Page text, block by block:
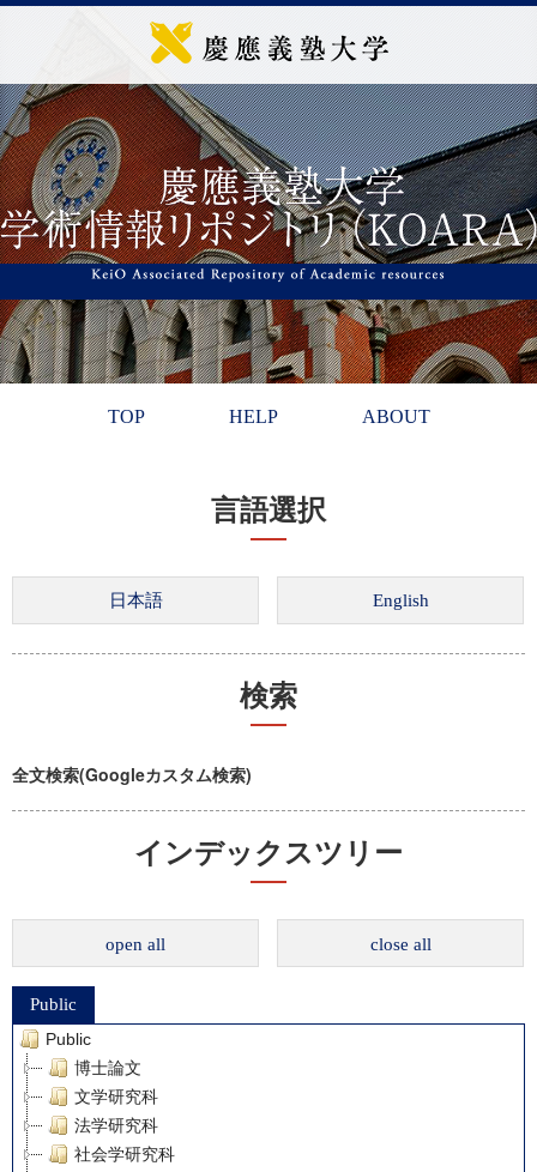
TOP HELP ABOUT
言語選択
検索
全文検索(Googleカスタム検索)
インデックスツリー
open all close all
Public
Public
博士論文
文学研究科
法学研究科
社会学研究科